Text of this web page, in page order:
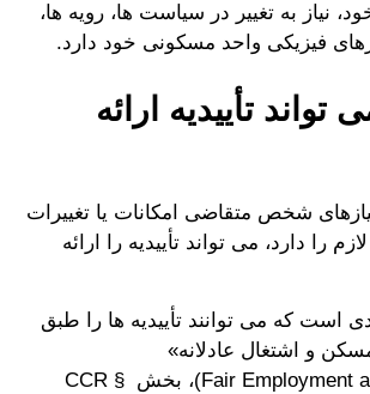
نیاز به تغییر در سیاست ها، رویه ها،
فیزیکی واحد مسکونی خود دارد.
تأییدیه ارائه
شخص متقاضی امکانات یا تغییرات
را دارد، می تواند تأییدیه را ارائه
است که می توانند تأییدیه ها را طبق
و اشتغال عادلانه»
(Fair Employment and Housing Act)، بخش CCR §